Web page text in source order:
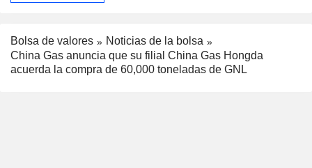
Bolsa de valores
Noticias de la bolsa
China Gas anuncia que su filial China Gas Hongda
acuerda la compra de 60,000 toneladas de GNL